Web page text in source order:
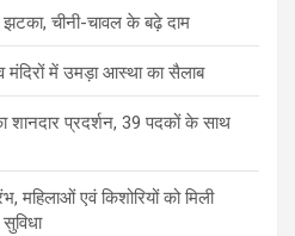
झटका, चीनी-चावल के बढ़े दाम
मंदिरों में उमड़ा आस्था का सैलाब
शानदार प्रदर्शन, 39 पदकों के साथ
एवं किशोरियों को मिली